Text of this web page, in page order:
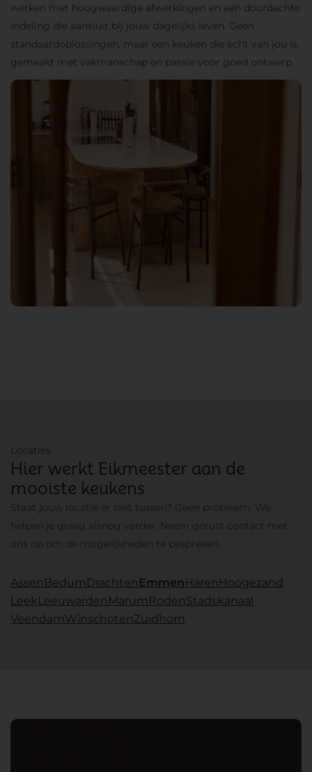
werken met hoogwaardige afwerkingen en een doordachte
indeling die aansluit bij jouw dagelijks leven. Geen
standaardoplossingen, maar een keuken die echt van jou is,
gemaakt met vakmanschap en passie voor goed ontwerp.
Locaties
Hier werkt Eikmeester aan de
mooiste keukens
Staat jouw locatie er niet tussen? Geen probleem. We
helpen je graag alsnog verder. Neem gerust contact met
ons op om de mogelijkheden te bespreken.
Assen Bedum Drachten EmmenHaren Hoogezand
LeekLeeuwarden Marum RodenStadskanaal
VeendamWinschotenZuidhorn